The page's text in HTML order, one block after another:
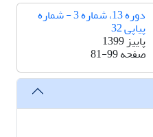
دوره 13، شماره 3 - شماره
پیاپی 32
پاییز 1399
صفحه81-99